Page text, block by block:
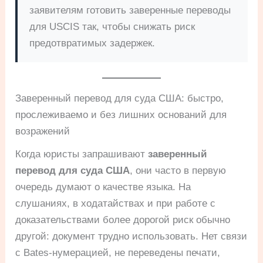
заявителям готовить заверенные переводы
для USCIS так, чтобы снижать риск
предотвратимых задержек.
Заверенный перевод для суда США: быстро,
прослеживаемо и без лишних оснований для
возражений
Когда юристы запрашиваютзаверенный
перевод для суда США, они часто в первую
очередь думают о качестве языка. На
слушаниях, в ходатайствах и при работе с
доказательствами более дорогой риск обычно
другой: документ трудно использовать. Нет связи
с Bates-нумерацией, не переведены печати,